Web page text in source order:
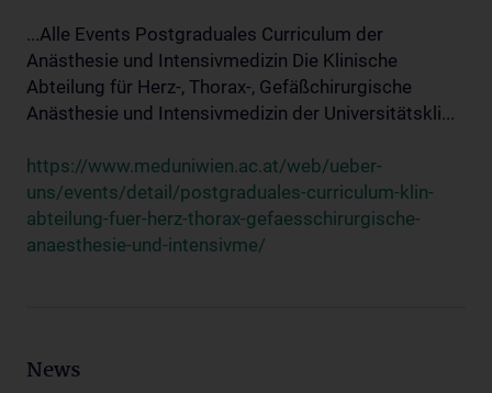
...Alle Events Postgraduales Curriculum der
Anästhesie und Intensivmedizin Die Klinische
Abteilung für Herz-, Thorax-, Gefäßchirurgische
Anästhesie und Intensivmedizin der Universitätskli...
https://www.meduniwien.ac.at/web/ueber-
uns/events/detail/postgraduales-curriculum-klin-
abteilung-fuer-herz-thorax-gefaesschirurgische-
anaesthesie-und-intensivme/
News